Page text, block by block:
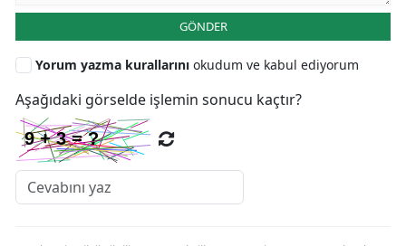
GÖNDER
Yorum yazma kurallarını okudum ve kabul ediyorum
Aşağıdaki görselde işlemin sonucu kaçtır?